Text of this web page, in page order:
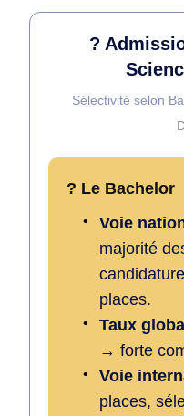
?
Sélectivité selon
? Le Bachelor
Voie
majorité
places.
Taux
→ forte
Voie
places,